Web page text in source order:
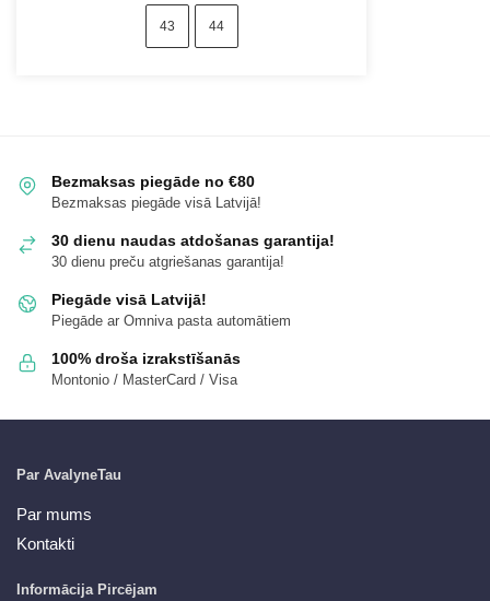
43 44
Bezmaksas piegāde no €80
Bezmaksas piegāde visā Latvijā!
30 dienu naudas atdošanas garantija!
30 dienu preču atgriešanas garantija!
Piegāde visā Latvijā!
Piegāde ar Omniva pasta automātiem
100% droša izrakstīšanās
Montonio / MasterCard / Visa
Par AvalyneTau
Par mums
Kontakti
Informācija Pircējam